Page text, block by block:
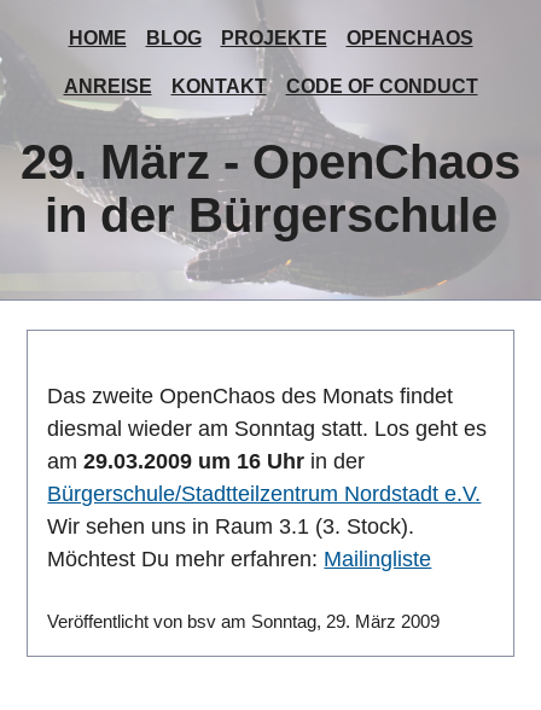
HOME BLOG PROJEKTE OPENCHAOS
ANREISE KONTAKT CODE OF CONDUCT
29. März - OpenChaos
in der Bürgerschule
Das zweite OpenChaos des Monats findet
diesmal wieder am Sonntag statt. Los geht es
am29.03.2009 um 16 Uhr in der
Bürgerschule/Stadtteilzentrum Nordstadt e.V.
Wir sehen uns in Raum 3.1 (3. Stock).
Möchtest Du mehr erfahren: Mailingliste
Veröffentlicht von bsv am Sonntag, 29. März 2009